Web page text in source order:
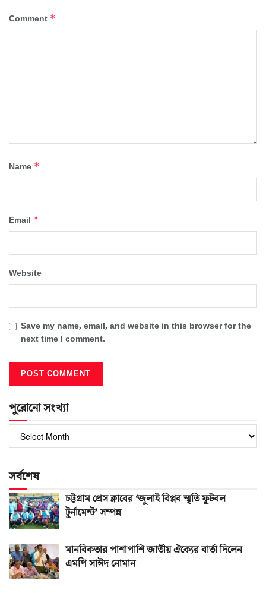
Comment *
Name *
Email *
Website
Save my name, email, and website in this browser for the
next time I comment.
পুরোনো সংখ্যা
সংখ্যা
সর্বশেষ
চট্টগ্রাম প্রেস ক্লাবের ‘জুলাই বিপ্লব স্মৃতি ফুটবল
টুর্নামেন্ট’ সম্পন্ন
মানবিকতার পাশাপাশি জাতীয় ঐক্যের বার্তা দিলেন
এমপি সাঈদ নোমান